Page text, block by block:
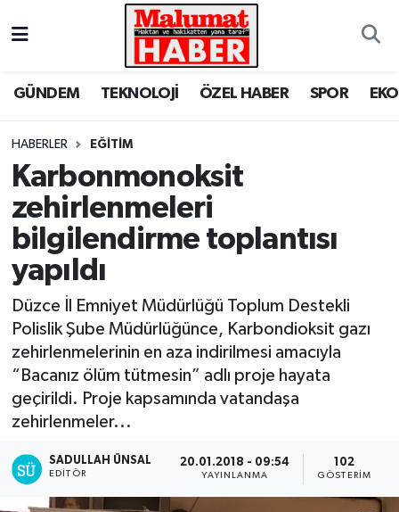
GÜNDEM TEKNOLOJİ ÖZEL HABER SPOR
HABERLER EĞİTİM
Karbonmonoksit
zehirlenmeleri
bilgilendirme toplantısı
yapıldı
Düzce İl Emniyet Müdürlüğü Toplum Destekli
Polislik Şube Müdürlüğünce, Karbondioksit gazı
zehirlenmelerinin en aza indirilmesi amacıyla
“Bacanız ölüm tütmesin” adlı proje hayata
geçirildi. Proje kapsamında vatandaşa
zehirlenmeler...
SADULLAH ÜNSAL
EDITÖR
20.01.2018 - 09:54
YAYINLANMA
102
GÖSTERIM
Nöbetçi Eczaneler
Süper Lig Puan Durumu ve Fikstür
Tüm Manşetler
Son Dakika Haberleri
Haber Arşivi